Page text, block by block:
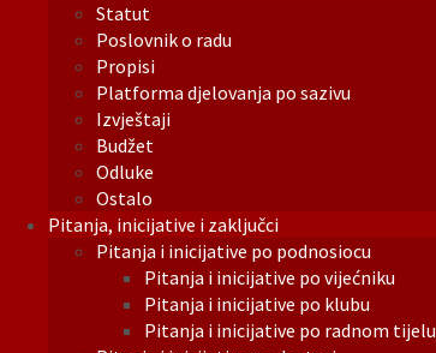
Statut
Poslovnik o radu
Propisi
Platforma djelovanja po sazivu
Izvještaji
Budžet
Odluke
Ostalo
Pitanja, inicijative i zaključci
Pitanja i inicijative po podnosiocu
Pitanja i inicijative po vijećniku
Pitanja i inicijative po klubu
Pitanja i inicijative po radnom tijelu